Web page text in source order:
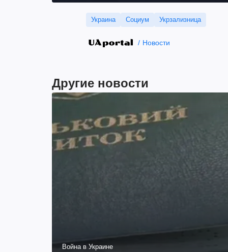
Украина Социум Укрзализница
Новости
Другие новости
Война в Украине